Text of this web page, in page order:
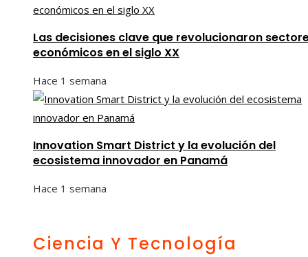
Las decisiones clave que revolucionaron
económicos en el siglo XX
Hace 1 semana
Innovation Smart District y la evolución del
ecosistema innovador en Panamá
Hace 1 semana
Ciencia Y Tecnología